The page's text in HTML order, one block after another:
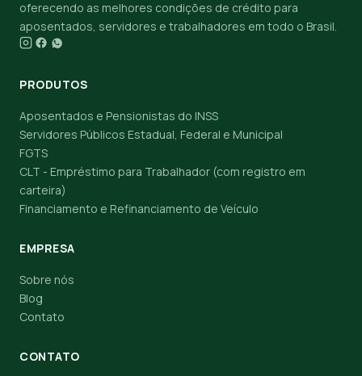
oferecendo as melhores condições de crédito para
aposentados, servidores e trabalhadores em todo o Brasil.
PRODUTOS
Aposentados e Pensionistas do INSS
Servidores Públicos Estadual, Federal e Municipal
FGTS
CLT - Empréstimo para Trabalhador (com registro em
carteira)
Financiamento e Refinanciamento de Veículo
EMPRESA
Sobre nós
Blog
Contato
CONTATO